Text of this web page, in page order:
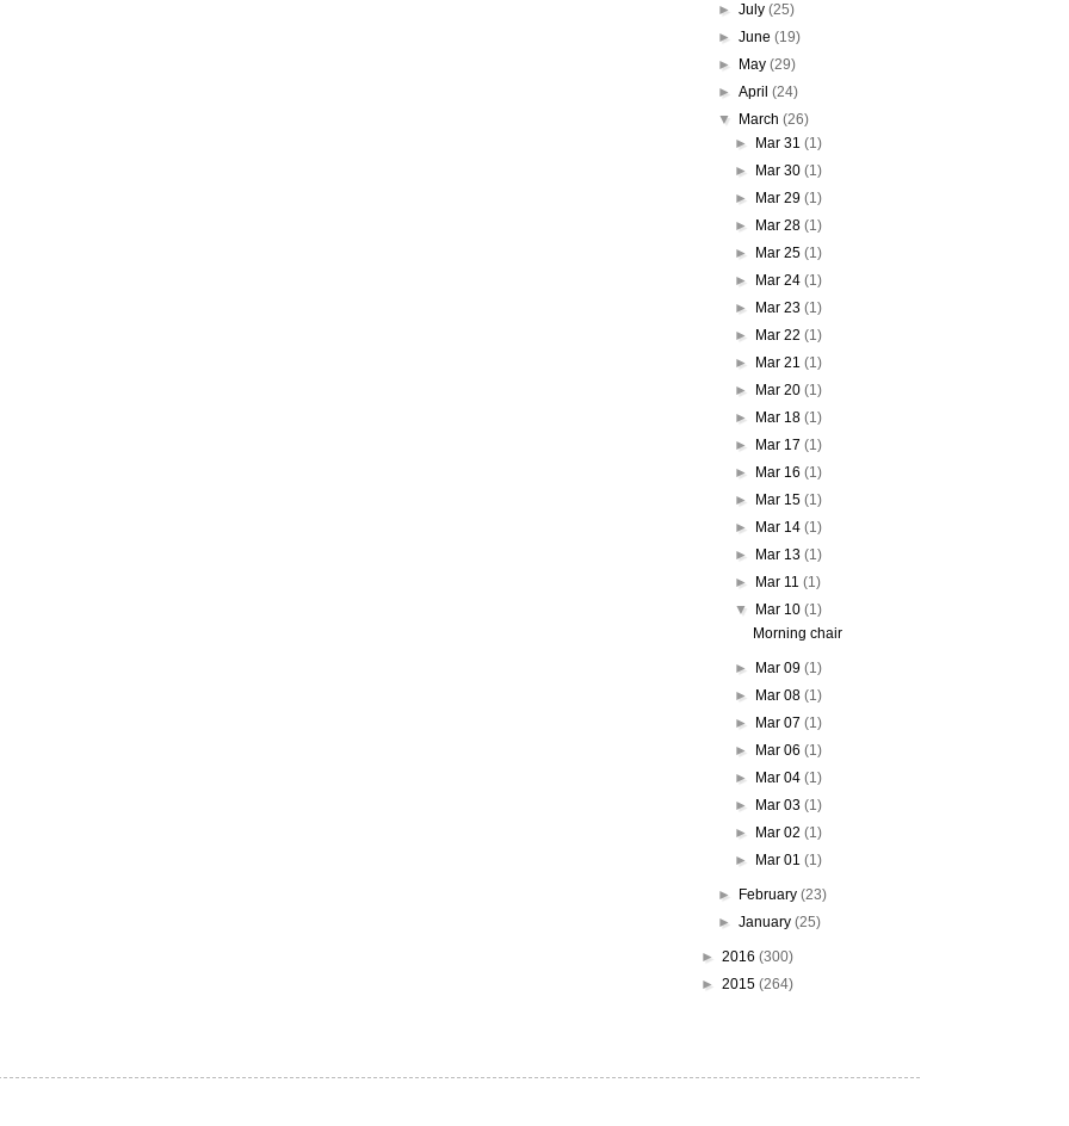
► July (25)
► June (19)
►
May (29)
► April (24)
▼
March (26)
►
Mar 31(1)
►
Mar 30(1)
►
Mar 29(1)
►
Mar 28(1)
►
Mar 25(1)
►
Mar 24(1)
►
Mar 23(1)
►
Mar 22(1)
►
Mar 21(1)
►
Mar 20(1)
►
Mar 18(1)
►
Mar 17(1)
►
Mar 16(1)
►
Mar 15(1)
►
Mar 14(1)
►
Mar 13(1)
►
Mar 11(1)
▼
Mar 10(1)
Morning chair
► Mar 09(1)
►
Mar 08(1)
►
Mar 07(1)
►
Mar 06(1)
►
Mar 04(1)
►
Mar 03(1)
►
Mar 02(1)
►
Mar 01(1)
► February (23)
► January (25)
► 2016 (300)
► 2015 (264)